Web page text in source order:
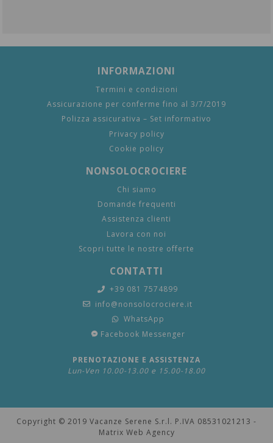
INFORMAZIONI
Termini e condizioni
Assicurazione per conferme fino al 3/7/2019
Polizza assicurativa – Set informativo
Privacy policy
Cookie policy
NONSOLOCROCIERE
Chi siamo
Domande frequenti
Assistenza clienti
Lavora con noi
Scopri tutte le nostre offerte
CONTATTI
+39 081 7574899
info@nonsolocrociere.it
WhatsApp
Facebook Messenger
PRENOTAZIONE E ASSISTENZA
Lun-Ven 10.00-13.00 e 15.00-18.00
Copyright © 2019 Vacanze Serene S.r.l. P.IVA 08531021213 -
Matrix Web Agency